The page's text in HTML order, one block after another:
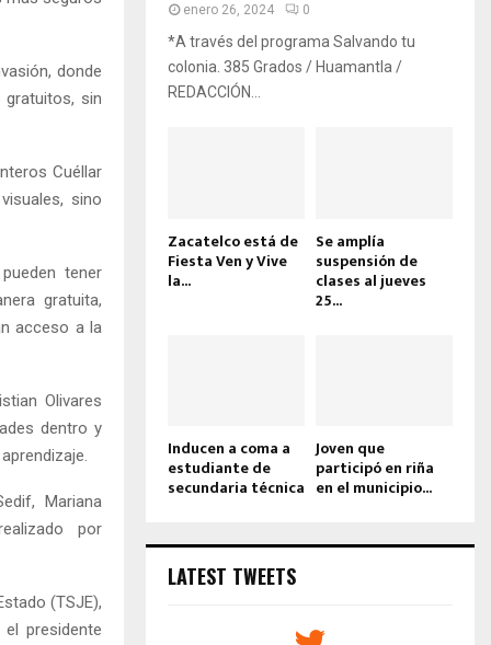
donde
gratuitos, sin
Cuéllar
sino
tener
gratuita,
acceso a la
Olivares
dentro y
Mariana
por
(TSJE),
presidente
enero 26, 2024 0
*A través del programa Salvando tu
colonia. 385 Grados / Huamantla /
REDACCIÓN...
Zacatelco está de
Fiesta Ven y Vive
la...
Se amplía
suspensión de
clases al jueves
25...
Inducen a coma a
estudiante de
secundaria técnica
Joven que
participó en riña
en el municipio...
LATEST TWEETS